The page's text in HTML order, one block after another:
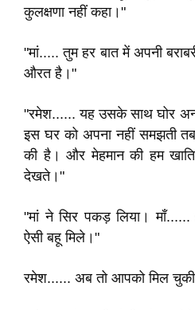
कुलक्षणा नहीं कहा।"
"मां..... तुम हर बात में अपनी
औरत है।"
"रमेश...... यह उसके साथ घोर
इस घर को अपना नहीं समझती
की है। और मेहमान की हम
देखते।"
"मां ने सिर पकड़ लिया।
ऐसी बहू मिले।"
रमेश...... अब तो आपको मिल